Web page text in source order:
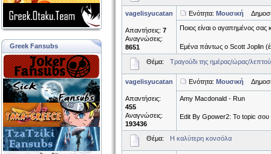
Greek Fansubs
vagelisyucatan
Απαντήσεις: 7
Αναγνώσεις:
8651
Ενότητα: Μουσική
Ποιος είναι ο αγαπημένος σας
Εμένα πάντως ο Scott Joplin
Θέμα: Τραγούδι της ημέρας/ώρας/
vagelisyucatan
Απαντήσεις:
455
Αναγνώσεις:
193436
Ενότητα: Μουσική
Amy Macdonald - Run
Edit By Gpower2: Το topic
Θέμα: Η καλύτερη κονσόλα